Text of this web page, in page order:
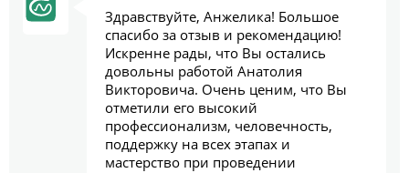
Здравствуйте, Анжелика! Большое
спасибо за отзыв и рекомендацию!
Искренне рады, что Вы остались
довольны работой Анатолия
Викторовича. Очень ценим, что Вы
отметили его высокий
профессионализм, человечность,
поддержку на всех этапах и
мастерство при проведении